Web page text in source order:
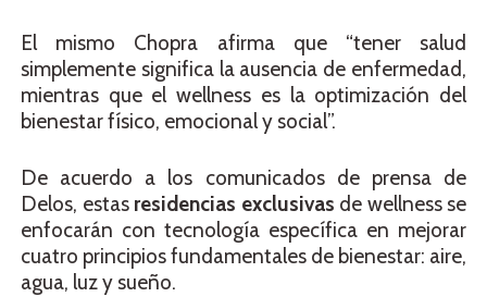
El mismo Chopra afirma que “tener salud
simplemente significa la ausencia de enfermedad,
mientras que el wellness es la optimización del
bienestar físico, emocional y social”.
De acuerdo a los comunicados de prensa de
Delos, estas residencias exclusivas de wellness se
enfocarán con tecnología específica en mejorar
cuatro principios fundamentales de bienestar: aire,
agua, luz y sueño.